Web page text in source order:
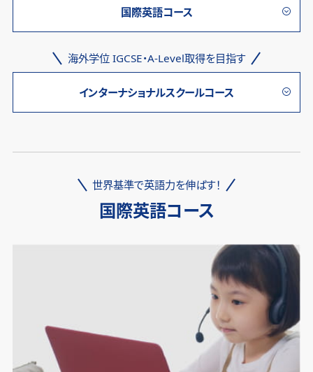
国際英語コース
海外学位 IGCSE・A-Level取得を目指す
インターナショナルスクールコース
世界基準で英語力を伸ばす！
国際英語コース